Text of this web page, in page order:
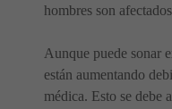
hombres son
Aunque puede sonar
están aumentando
médica. Esto se debe